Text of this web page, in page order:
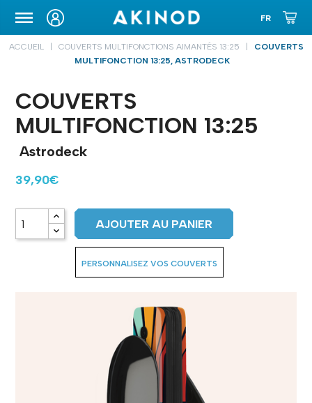
ETUIS DE TRANSPORT
ACCUEIL COUVERTS MULTIFONCTIONS AIMANTÉS 13:25
COUVERTS
MULTIFONCTION 13:25, ASTRODECK
COUVERTS
MULTIFONCTION 13:25
Astrodeck
39,90€
AJOUTER AU PANIER
PERSONNALISEZ VOS COUVERTS